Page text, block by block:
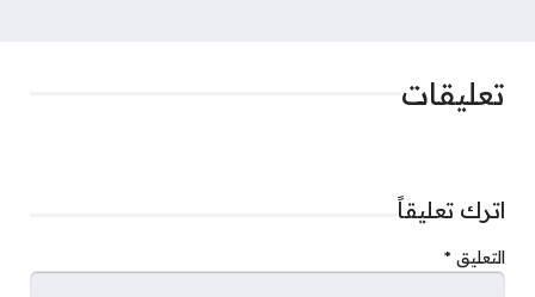
تعليقات
اترك تعليقاً
التعليق *